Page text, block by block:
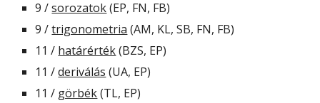
9 / sorozatok (EP, FN, FB)
9 / trigonometria (AM, KL, SB, FN, FB)
11 / határérték (BZS, EP)
11 / deriválás (UA, EP)
11 / görbék (TL, EP)